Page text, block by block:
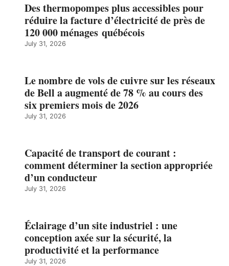
Des thermopompes plus accessibles pour
réduire la facture d’électricité de près de
120 000 ménages québécois
July 31, 2026
Le nombre de vols de cuivre sur les réseaux
de Bell a augmenté de 78 % au cours des
six premiers mois de 2026
July 31, 2026
Capacité de transport de courant :
comment déterminer la section appropriée
d’un conducteur
July 31, 2026
Éclairage d’un site industriel : une
conception axée sur la sécurité, la
productivité et la performance
July 31, 2026